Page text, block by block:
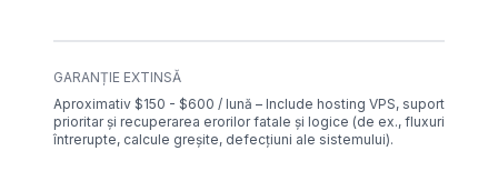
GARANȚIE EXTINSĂ
Aproximativ $150 - $600 / lună – Include hosting VPS, suport
prioritar și recuperarea erorilor fatale și logice (de ex., fluxuri
întrerupte, calcule greșite, defecțiuni ale sistemului).